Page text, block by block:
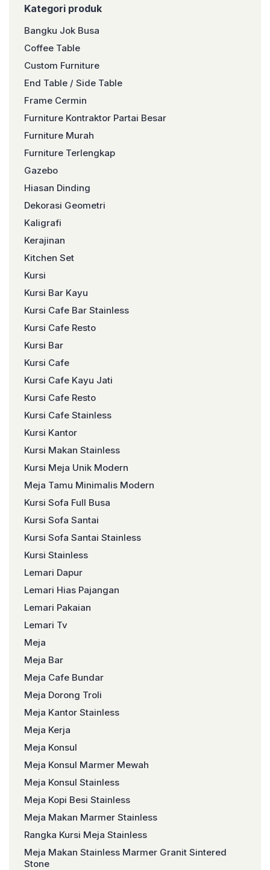
Kategori produk
Bangku Jok Busa
Coffee Table
Custom Furniture
End Table / Side Table
Frame Cermin
Furniture Kontraktor Partai Besar
Furniture Murah
Furniture Terlengkap
Gazebo
Hiasan Dinding
Dekorasi Geometri
Kaligrafi
Kerajinan
Kitchen Set
Kursi
Kursi Bar Kayu
Kursi Cafe Bar Stainless
Kursi Cafe Resto
Kursi Bar
Kursi Cafe
Kursi Cafe Kayu Jati
Kursi Cafe Resto
Kursi Cafe Stainless
Kursi Kantor
Kursi Makan Stainless
Kursi Meja Unik Modern
Meja Tamu Minimalis Modern
Kursi Sofa Full Busa
Kursi Sofa Santai
Kursi Sofa Santai Stainless
Kursi Stainless
Lemari Dapur
Lemari Hias Pajangan
Lemari Pakaian
Lemari Tv
Meja
Meja Bar
Meja Cafe Bundar
Meja Dorong Troli
Meja Kantor Stainless
Meja Kerja
Meja Konsul
Meja Konsul Marmer Mewah
Meja Konsul Stainless
Meja Kopi Besi Stainless
Meja Makan Marmer Stainless
Rangka Kursi Meja Stainless
Meja Makan Stainless Marmer Granit Sintered
Stone